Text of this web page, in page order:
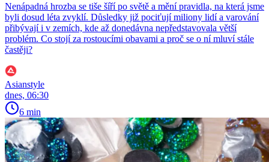
Nenápadná hrozba se tiše šíří po světě a mění pravidla, na která jsme
byli dosud léta zvyklí. Důsledky již pociťují miliony lidí a varování
přibývají i v zemích, kde až donedávna nepředstavovala větší
problém. Co stojí za rostoucími obavami a proč se o ní mluví stále
častěji?
Asianstyle
dnes, 06:30
6 min